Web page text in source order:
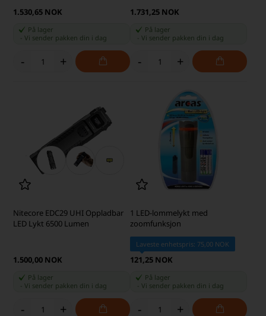
1.530,65 NOK
På lager
-Vi sender pakken din i dag
- +
1.731,25 NOK
På lager
Vi sender pakken din i dag
- +
Nitecore EDC29 UHI Oppladbar
LED Lykt 6500 Lumen
1.500,00 NOK
På lager
-Vi sender pakken din i dag
- +
1 LED-lommelykt med
zoomfunksjon
Laveste enhetspris: 75,00 NOK
121,25 NOK
På lager
Vi sender pakken din i dag
- +